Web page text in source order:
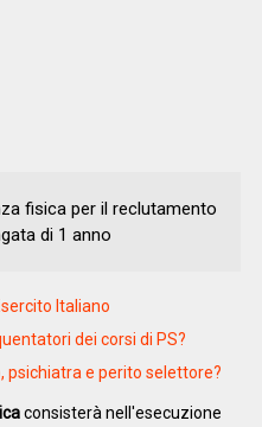
fisica per il reclutamento
di 1 anno
Italiano
dei corsi di PS?
psichiatra e perito selettore?
consisterà nell'esecuzione